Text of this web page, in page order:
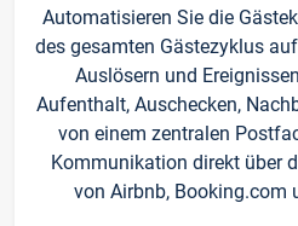
Automatisieren Sie die
des gesamten Gästezyklus
Auslösern und
Aufenthalt, Auschecken,
von einem zentralen
Kommunikation direkt über
von Airbnb, Booking.com